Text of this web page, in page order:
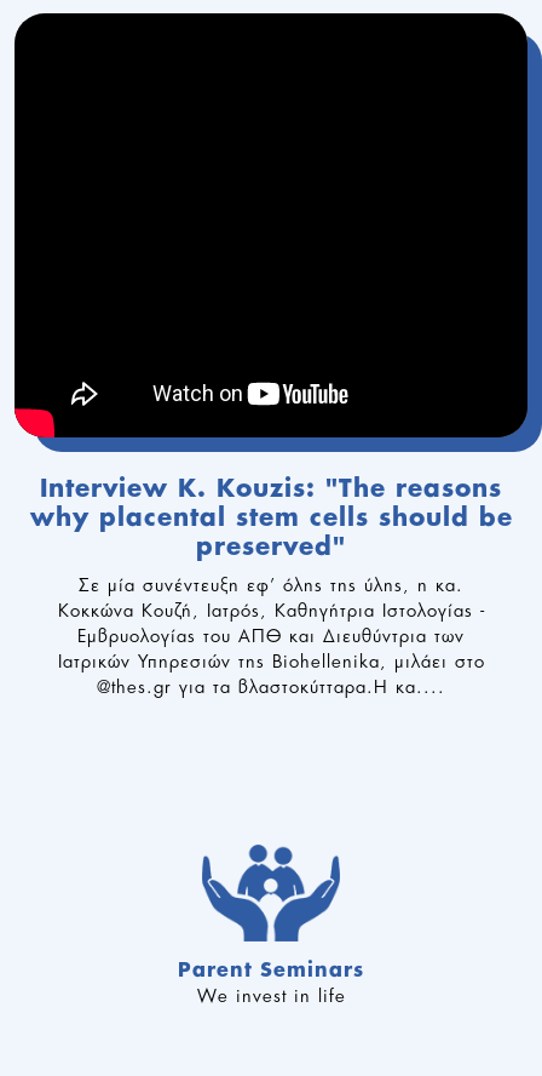
Interview K. Kouzis: "The reasons
why placental stem cells should be
preserved"
Σε μία συνέντευξη εφ’ όλης της ύλης, η κα.
Κοκκώνα Κουζή, Ιατρός, Καθηγήτρια Ιστολογίας -
Εμβρυολογίας του ΑΠΘ και Διευθύντρια των
Ιατρικών Υπηρεσιών της Biohellenika, μιλάει στο
@thes.gr για τα βλαστοκύτταρα.Η κα....
Parent Seminars
We invest in life